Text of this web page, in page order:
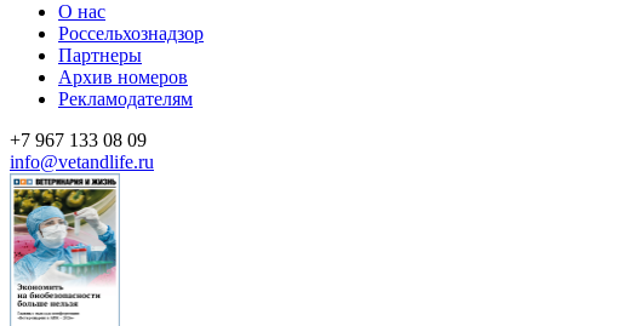
О нас
Россельхознадзор
Партнеры
Архив номеров
Рекламодателям
+7 967 133 08 09
info@vetandlife.ru